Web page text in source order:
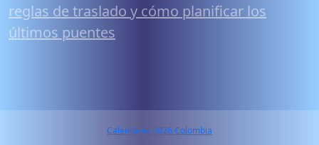
reglas de traslado y cómo planificar los
últimos puentes
Calendario 2026 Colombia